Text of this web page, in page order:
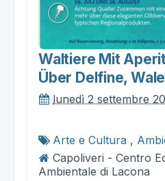
Waltiere Mit
Über Delfine,
lunedì 2 settembre
Arte e Cultura ,
Capoliveri - Centro
Ambientale di Lacona